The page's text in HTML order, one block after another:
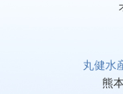
丸健水
熊